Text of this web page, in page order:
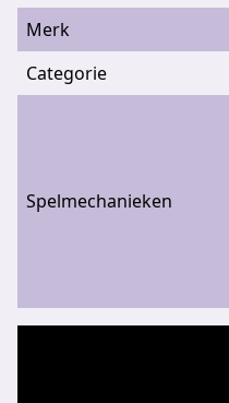
Merk
Categorie
Spelmechanieken